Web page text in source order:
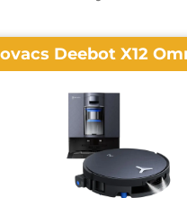
Deebot X12